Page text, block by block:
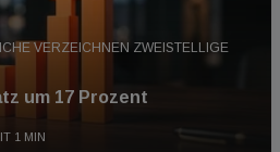
VERZEICHNEN ZWEISTELLIGE
um 17 Prozent
1 MIN